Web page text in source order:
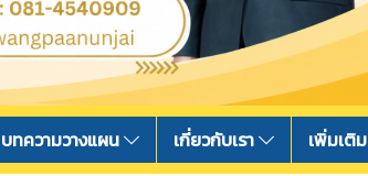
บทความวางแผน เกี่ยวกับเรา เพิ่มเติม